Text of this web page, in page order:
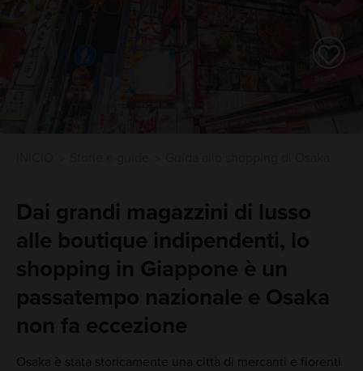
Dai grandi magazzini di lusso
alle boutique indipendenti, lo
shopping in Giappone è un
passatempo nazionale e Osaka
non fa eccezione
Osaka è stata storicamente una città di mercanti e fiorenti